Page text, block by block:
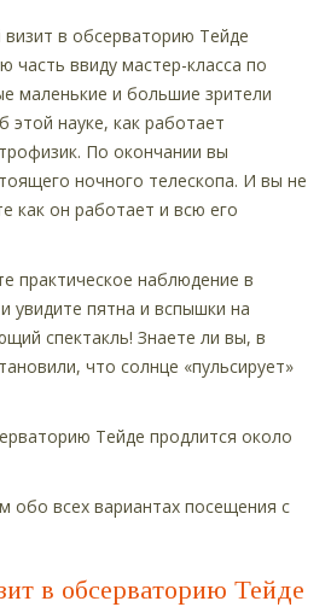
в обсерваторию Тейде
часть ввиду мастер-класса по
маленькие и большие зрители
этой науке, как работает
По окончании вы
ночного телескопа. И вы не
как он работает и всю его
практическое наблюдение в
увидите пятна и вспышки на
спектакль! Знаете ли вы, в
что солнце «пульсирует»
Тейде продлится около
обо всех вариантах посещения с
в обсерваторию Тейде